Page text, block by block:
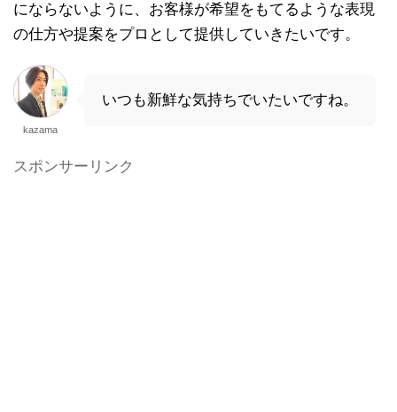
にならないように、お客様が希望をもてるような表現
の仕方や提案をプロとして提供していきたいです。
kazama
いつも新鮮な気持ちでいたいですね。
スポンサーリンク